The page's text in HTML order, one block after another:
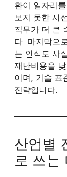
환이 일자리
보지 못한 시
직무가 더 큰
다. 마지막으
는 인식도 사
재난비용을
이며, 기술 표
전략입니다.
산업별
로 쓰는